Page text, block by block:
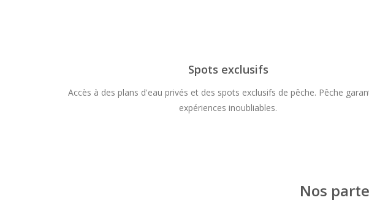
Spots exclusifs
Accès à des plans d'eau privés et des spots exclusifs de pêche. Pêche
expériences inoubliables.
Nos